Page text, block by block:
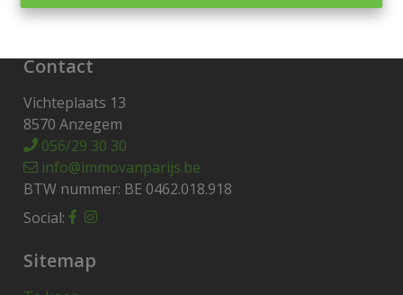
Privacy statement-Disclaimer
Contact
Vichteplaats 13
8570 Anzegem
056/29 30 30
info@immovanparijs.be
BTW nummer: BE 0462.018.918
Social:
Sitemap